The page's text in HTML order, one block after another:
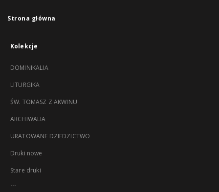
Strona główna
Kolekcje
DOMINIKALIA
LITURGIKA
ŚW. TOMASZ Z AKWINU
ARCHIWALIA
URATOWANE DZIEDZICTWO
Druki nowe
Stare druki
...